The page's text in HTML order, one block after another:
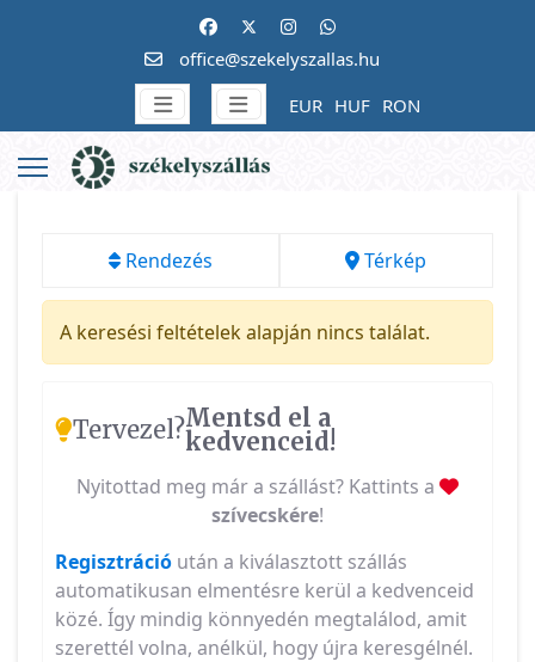
office@szekelyszallas.hu
EUR HUF RON
Rendezés Térkép
A keresési feltételek alapján nincs találat.
Tervezel?Mentsd el a
kedvenceid!
Nyitottad meg már a szállást? Kattints a
szívecskére!
Regisztráció után a kiválasztott szállás
automatikusan elmentésre kerül a kedvenceid
közé. Így mindig könnyedén megtalálod, amit
szerettél volna, anélkül, hogy újra keresgélnél.